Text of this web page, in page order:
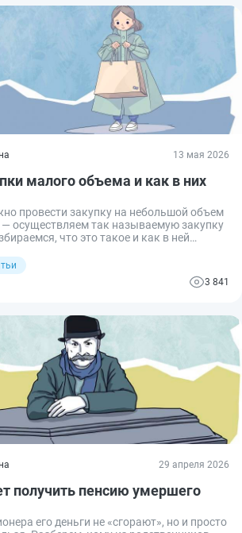
13 мая 2026
малого объема и как в них
провести закупку на небольшой объем
— осуществляем так называемую закупку
что это такое и как в ней
3 841
29 апреля 2026
получить пенсию умершего
его деньги не «сгорают», но и просто